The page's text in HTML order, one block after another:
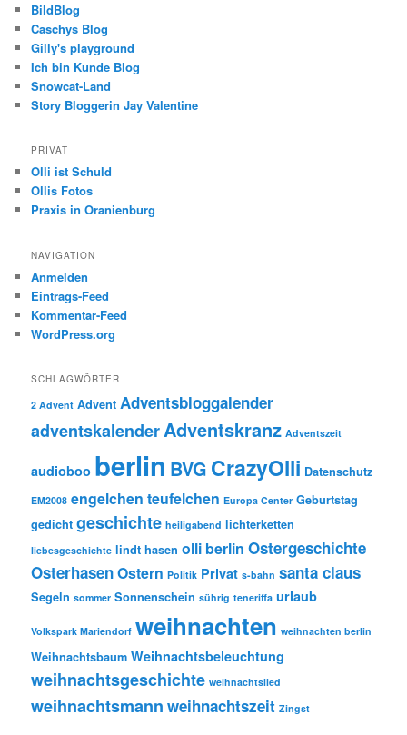
BildBlog
Caschys Blog
Gilly's playground
Ich bin Kunde Blog
Snowcat-Land
Story Bloggerin Jay Valentine
PRIVAT
Olli ist Schuld
Ollis Fotos
Praxis in Oranienburg
NAVIGATION
Anmelden
Eintrags-Feed
Kommentar-Feed
WordPress.org
SCHLAGWÖRTER
2 Advent Advent Adventsbloggalender
adventskalenderAdventskranz Adventszeit
audioboo berlin BVG CrazyOlli Datenschutz
EM2008 engelchen teufelchen Europa Center Geburtstag
gedicht geschichte heiligabend lichterketten
liebesgeschichte lindt hasen olli berlin Ostergeschichte
OsterhasenOstern Politik Privat s-bahn santa claus
Segeln sommer Sonnenschein sührig teneriffa urlaub
Volkspark Mariendorf weihnachten weihnachten berlin
Weihnachtsbaum Weihnachtsbeleuchtung
weihnachtsgeschichte weihnachtslied
weihnachtsmann weihnachtszeit Zingst